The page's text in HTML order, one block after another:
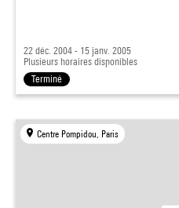
22 déc. 2004 - 15 janv. 2005
Plusieurs horaires disponibles
Terminé
Centre Pompidou, Paris